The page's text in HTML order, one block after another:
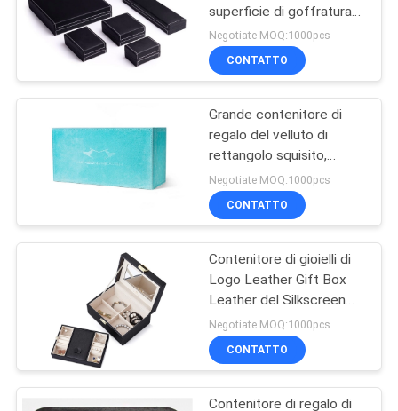
CHIEDI
PREVENTIVO
MAPPA
PRIVACY
superficie di goffratura
del contenitore di regalo
per le donne
Negotiate MOQ:1000pcs
CONTATTO
Grande contenitore di
regalo del velluto di
rettangolo squisito,
contenitore di gioielli di
Blue Velvet
Negotiate MOQ:1000pcs
CONTATTO
Contenitore di gioielli di
Logo Leather Gift Box
Leather del Silkscreen
con la serratura
Negotiate MOQ:1000pcs
CONTATTO
Contenitore di regalo di